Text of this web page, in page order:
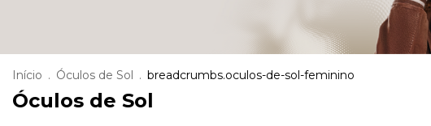
Início . Óculos de Sol . breadcrumbs.oculos-de-sol-feminino
Óculos de Sol